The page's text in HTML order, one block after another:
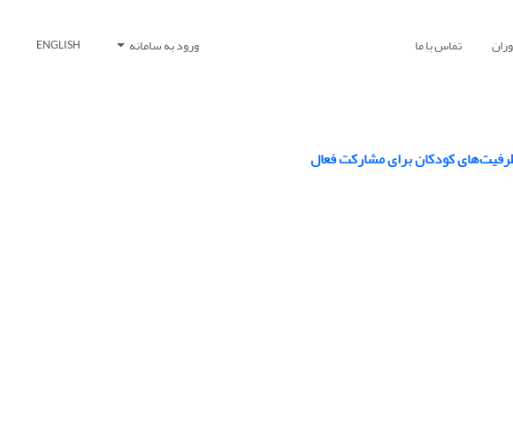
تماس با ما ورود به سامانه ENGLISH
کودکان برای مشارکت فعال